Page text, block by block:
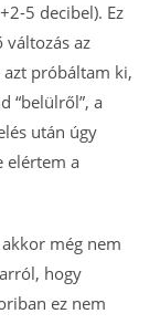
5 decibel). Ez
változás az
azt próbáltam ki,
“belülről”, a
után úgy
elértem a
még nem
hogy
ez nem